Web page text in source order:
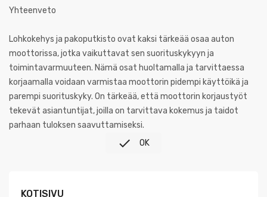
Yhteenveto
Lohkokehys ja pakoputkisto ovat kaksi tärkeää osaa auton
moottorissa, jotka vaikuttavat sen suorituskykyyn ja
toimintavarmuuteen. Nämä osat huoltamalla ja tarvittaessa
korjaamalla voidaan varmistaa moottorin pidempi käyttöikä ja
parempi suorituskyky. On tärkeää, että moottorin korjaustyöt
tekevät asiantuntijat, joilla on tarvittava kokemus ja taidot
parhaan tuloksen saavuttamiseksi.
 OK
KOTISIVU